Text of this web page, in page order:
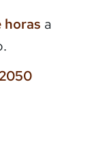
horas a
2050